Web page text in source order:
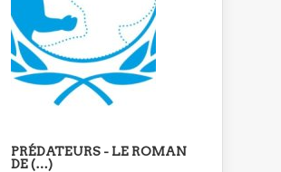
PRÉDATEURS - LE ROMAN
DE (…)